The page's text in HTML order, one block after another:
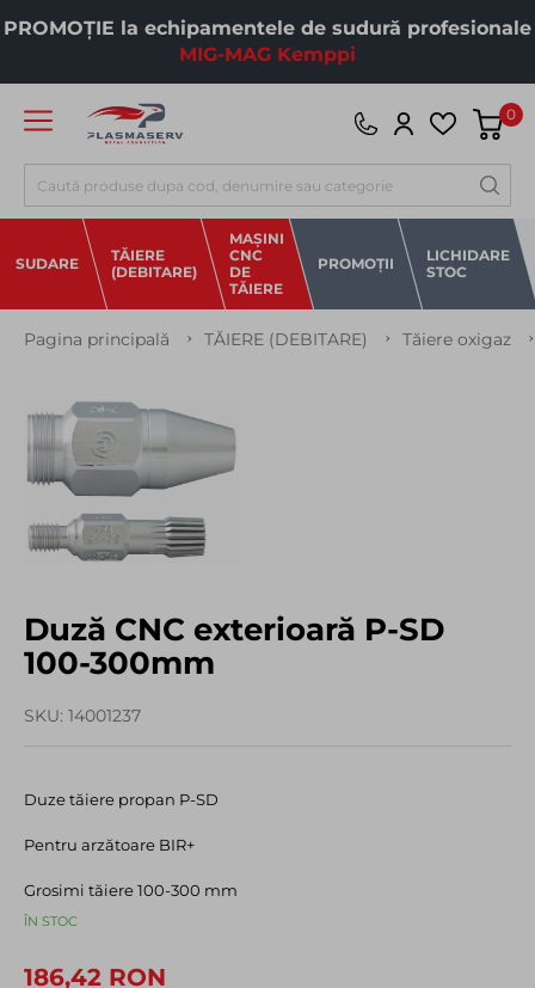
PROMOȚIE la echipamentele de sudură profesionale
MIG-MAG Kemppi
0
SUDARE
TĂIERE
(DEBITARE)
MAȘINI
CNC
DE
TĂIERE
PROMOȚII
LICHIDARE
STOC
Pagina principală TĂIERE (DEBITARE) Tăiere oxigaz
Duză CNC exterioară P-SD
100-300mm
SKU 14001237
Duze tăiere propan P-SD
Pentru arzătoare BIR+
Grosimi tăiere 100-300 mm
ÎN STOC
186,42 RON